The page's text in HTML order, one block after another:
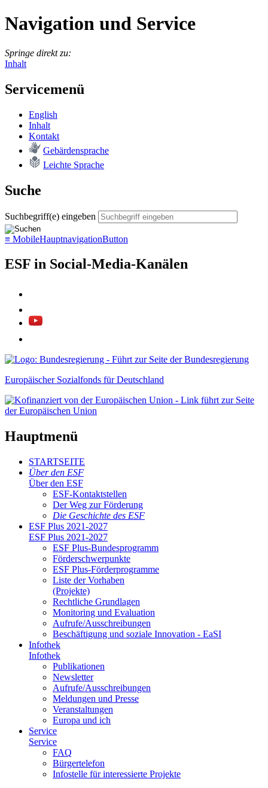
Navigation und Service
Springe direkt zu:
Inhalt
Servicemenü
English
In­halt
Kon­takt
Ge­bär­den­spra­che
Leich­te Spra­che
Suche
Suchbegriff(e) eingeben
≡ MobileHauptnavigationButton
ESF in Social-Media-Kanälen
Europäischer Sozialfonds für Deutschland
Hauptmenü
STARTSEITE
Über den ESF
Über den ESF
ESF-Kon­takt­stel­len
Der Weg zur För­de­rung
Die Ge­schich­te des ESF
ESF Plus 2021-2027
ESF Plus 2021-2027
ESF Plus-Bun­des­pro­gramm
För­der­schwer­punk­te
ESF Plus-För­der­pro­gram­me
Lis­te der Vor­ha­ben
(Pro­jek­te)
Recht­li­che Grund­la­gen
Mo­ni­to­ring und Eva­lua­ti­on
Auf­ru­fe/Aus­schrei­bun­gen
Be­schäf­ti­gung und so­zia­le In­no­va­ti­on - Ea­SI
In­fo­thek
In­fo­thek
Pu­bli­ka­tio­nen
Newslet­ter
Auf­ru­fe/Aus­schrei­bun­gen
Mel­dun­gen und Pres­se
Ver­an­stal­tun­gen
Eu­ro­pa und ich
Ser­vice
Ser­vice
FAQ
Bür­ger­te­le­fon
In­fo­stel­le für in­ter­es­sier­te Pro­jek­te